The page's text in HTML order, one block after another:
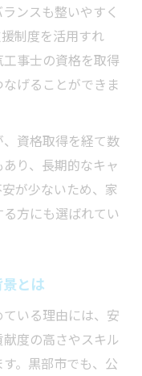
ンスも整いやすく
制度を活用すれ
事士の資格を取得
げることができま
資格取得を経て数
り、長期的なキャ
が少ないため、家
方にも選ばれてい
とは
いる理由には、安
度の高さやスキル
。黒部市でも、公